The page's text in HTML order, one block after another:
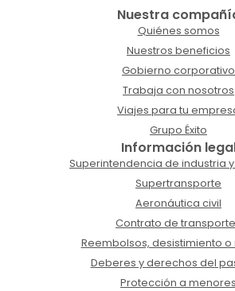
Nuestra
Quiénes somos
Nuestros beneficios
Gobierno corporativo
Trabaja con nosotros
Viajes para tu
Grupo Éxito
Información
Superintendencia de industria
Supertransporte
Aeronáutica civil
Contrato de
Reembolsos, desistimiento
Deberes y derechos del
Protección a menores